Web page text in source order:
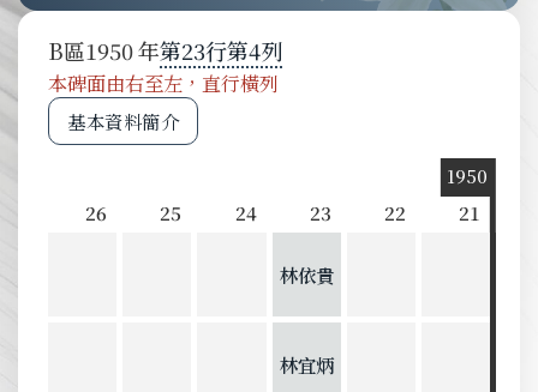
B區1950 第23行第4列
本碑面由右至左，直行橫列
基本資料簡介
1950
21
22
23
24
25
26
林依貴
林宜炳